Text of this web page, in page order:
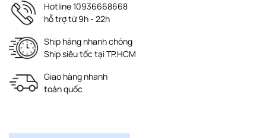
Hotline 10936668668
hỗ trợ từ 9h - 22h
Ship hàng nhanh chóng
Ship siêu tốc tại TP.HCM
Giao hàng nhanh
toàn quốc